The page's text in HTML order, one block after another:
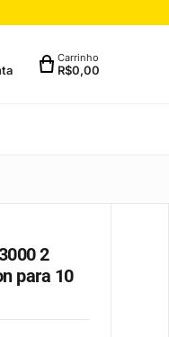
Carrinho
R$0,00
2
para 10